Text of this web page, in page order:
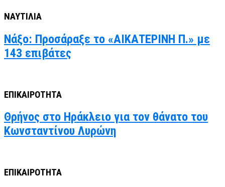
ΝΑΥΤΙΛΙΑ
Νάξο: Προσάραξε το «ΑΙΚΑΤΕΡΙΝΗ Π.» με
143 επιβάτες
ΕΠΙΚΑΙΡΟΤΗΤΑ
Θρήνος στο Ηράκλειο για τον θάνατο του
Κωνσταντίνου Λυρώνη
ΕΠΙΚΑΙΡΟΤΗΤΑ